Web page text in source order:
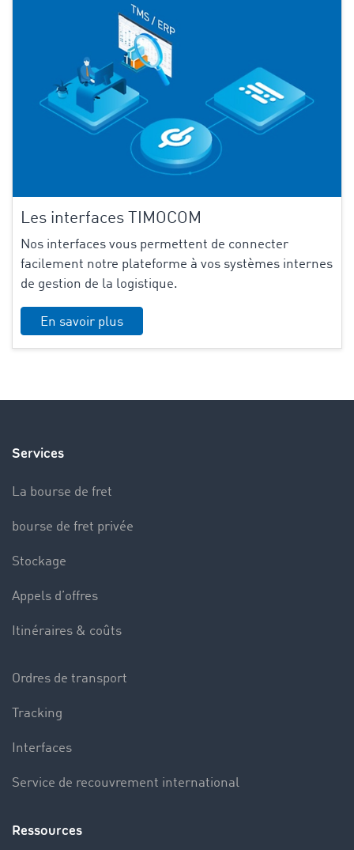
Les interfaces TIMOCOM
Nos interfaces vous permettent de connecter
facilement notre plateforme à vos systèmes internes
de gestion de la logistique.
En savoir plus
Services
La bourse de fret
bourse de fret privée
Stockage
Appels d’offres
Itinéraires & coûts
Ordres de transport
Tracking
Interfaces
Service de recouvrement international
Ressources